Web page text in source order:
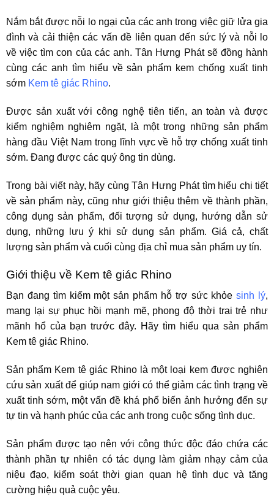
Nắm bắt được nỗi lo ngại của các anh trong việc giữ lửa gia
đình và cải thiện các vấn đề liên quan đến sức lý và nỗi lo
về việc tìm con của các anh. Tân Hưng Phát sẽ đồng hành
cùng các anh tìm hiểu về sản phẩm kem chống xuất tinh
sớm Kem tê giác Rhino.
Được sản xuất với công nghệ tiên tiến, an toàn và được
kiểm nghiệm nghiêm ngặt, là một trong những sản phẩm
hàng đầu Việt Nam trong lĩnh vực về hỗ trợ chống xuất tinh
sớm. Đang được các quý ông tin dùng.
Trong bài viết này, hãy cùng Tân Hưng Phát tìm hiểu chi tiết
về sản phẩm này, cũng như giới thiệu thêm về thành phần,
công dụng sản phẩm, đối tượng sử dụng, hướng dẫn sử
dụng, những lưu ý khi sử dụng sản phẩm. Giá cả, chất
lượng sản phẩm và cuối cùng địa chỉ mua sản phẩm uy tín.
Giới thiệu về Kem tê giác Rhino
Bạn đang tìm kiếm một sản phẩm hỗ trợ sức khỏesinh lý,
mang lại sự phục hồi mạnh mẽ, phong độ thời trai trẻ như
mãnh hổ của bạn trước đây. Hãy tìm hiểu qua sản phẩm
Kem tê giác Rhino.
Sản phẩm Kem tê giác Rhino là một loại kem được nghiên
cứu sản xuất để giúp nam giới có thể giảm các tình trạng về
xuất tinh sớm, một vấn đề khá phổ biến ảnh hưởng đến sự
tự tin và hạnh phúc của các anh trong cuộc sống tình dục.
Sản phẩm được tạo nên với công thức độc đáo chứa các
thành phần tự nhiên có tác dụng làm giảm nhạy cảm của
niệu đạo, kiểm soát thời gian quan hệ tình dục và tăng
cường hiệu quả cuộc yêu.